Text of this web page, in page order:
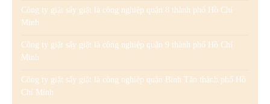
Công ty giặt sấy giặt là công nghiệp quận 8 thành phố Hồ Chí
Minh
Công ty giặt sấy giặt là công nghiệp quận 9 thành phố Hồ Chí
Minh
Công ty giặt sấy giặt là công nghiệp quận Bình Tân thành phố Hồ
Chí Minh